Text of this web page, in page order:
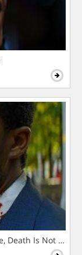
Death Is Not The